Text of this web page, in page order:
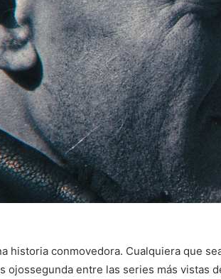
historia conmovedora. Cualquiera que
ojossegunda entre las series más vistas